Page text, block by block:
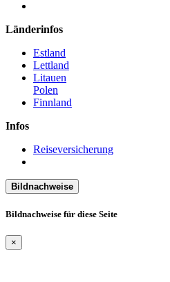
Länderinfos
Estland
Lettland
Litauen
Polen
Finnland
Infos
Reiseversicherung
Bildnachweise
Bildnachweise für diese Seite
×